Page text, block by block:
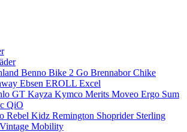
Benno Bike 2 Go Brennabor Chike
Ebsen EROLL Excel
GT Kayza Kymco Merits Moveo Ergo Sum
QiO
Rebel Kidz Remington Shoprider Sterling
Vintage Mobility